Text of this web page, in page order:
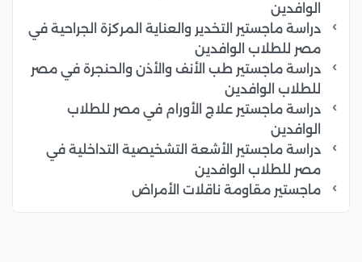
الوافدين
دراسة ماجستير التخدير والعناية المركزة الجراحية في
مصر للطلاب الوافدين
دراسة ماجستير طب الأنف والأذن والحنجرة في مصر
للطلاب الوافدين
دراسة ماجستير علاج الأورام في مصر للطلاب
الوافدين
دراسة ماجستير الأشعة التشخيصية التداخلية في
مصر للطلاب الوافدين
ماجستير مقاومة ناقلات الأمراض